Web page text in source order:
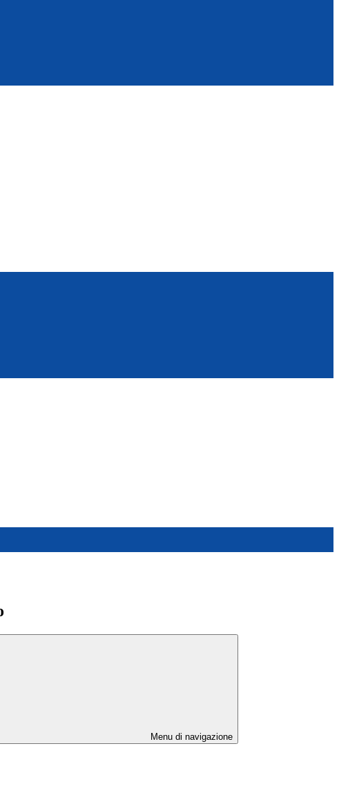
Menu di navigazione